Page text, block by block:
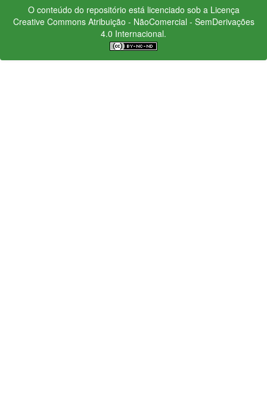
O conteúdo do repositório está licenciado sob a Licença
Creative CommonsAtribuição - NãoComercial - SemDerivações
4.0 Internacional.